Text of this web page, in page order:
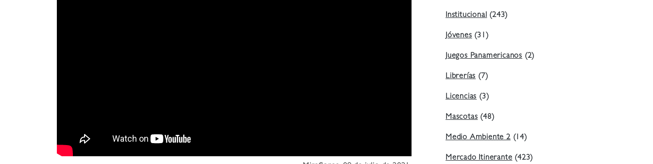
Institucional(243)
Jóvenes(31)
Juegos Panamericanos (2)
Librerías(7)
Licencias(3)
Mascotas(48)
Medio Ambiente 2(14)
Mercado Itinerante(423)